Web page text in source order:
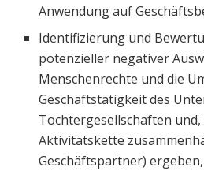
Anwendung auf
Identifizierung und
potenzieller negativer
Menschenrechte und die
Geschäftstätigkeit des
Tochtergesellschaften
Aktivitätskette
Geschäftspartner)